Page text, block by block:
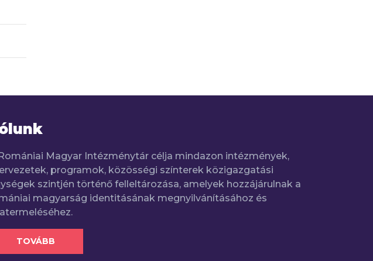
Magyar Intézménytár célja mindazon intézmények,
programok, közösségi színterek közigazgatási
szintjén történő felleltározása, amelyek hozzájárulnak a
magyarság identitásának megnyilvánításához és
TOVÁBB